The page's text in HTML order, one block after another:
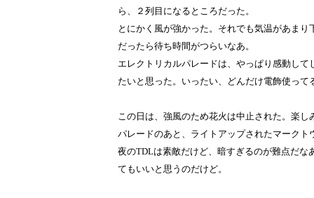
ら、２列目になるところだった。
とにかく風が強かった。それでも気温があま
だったら待ち時間がつらいなあ。
エレクトリカルパレードは、やっぱり感動し
たいと思った。いったい、どんだけ電飾使って
この日は、強風のため花火は中止された。楽
パレードのあと、ライトアップされたマークト
夜のTDLは素敵だけど、暗すぎるのが難点だ
てもいいと思うのだけど。